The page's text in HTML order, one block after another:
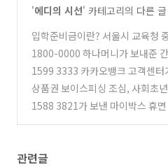
'에디의 시선' 카테고리의 다른 글
입학준비금이란? 서울시 교육청
비금 30만원 신청 방법 (0)
1800-0000 하나머니가 보내준
체 왜 주는거야?
(0)
1599 3333 카카오뱅크 고객센터
(0)
상품권 보이스피싱 조심, 사회초
핀번호 넘기면 끝
(0)
1588 3821가 보낸 마이박스 휴
관련글